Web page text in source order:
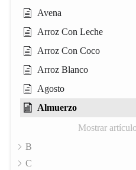
Avena
Arroz Con Leche
Arroz Con Coco
Arroz Blanco
Agosto
Almuerzo
Mostrar
B
C